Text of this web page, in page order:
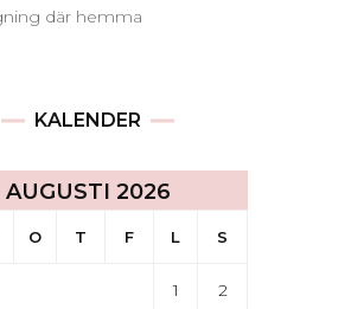
där hemma
KALENDER
AUGUSTI 2026
O T F L S
1 2